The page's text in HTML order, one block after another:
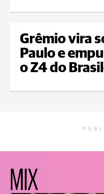
Grêmio vira
Paulo e
o Z4 do
MIX